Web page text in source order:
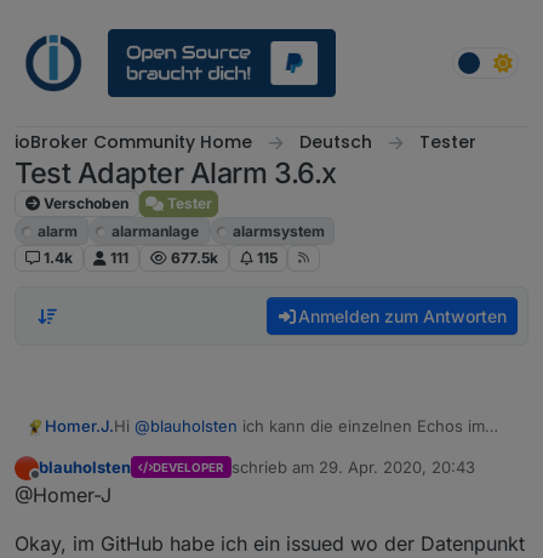
ioBroker Community Home Deutsch Tester
Test Adapter Alarm 3.6.x
Verschoben
Tester
alarm
alarmanlage
alarmsystem
1.4k
111 677.5k 115
Anmelden zum Antworten
Homer.J.Hi @blauholsten ich kann die einzelnen Echos im
ssml Datenpunkt geschrieben das geht aber dort
speak gehen. Ansonsten muss die Ausgabe als
<speak><voice name="Alexa">Ein Unbekannter ruft
Offline
blauholsten DEVELOPER schrieb am 29. Apr. 2020, 20:43
zuletzt editiert von
@Homer-J
Okay, im GitHub habe ich ein issued wo der Datenpunkt